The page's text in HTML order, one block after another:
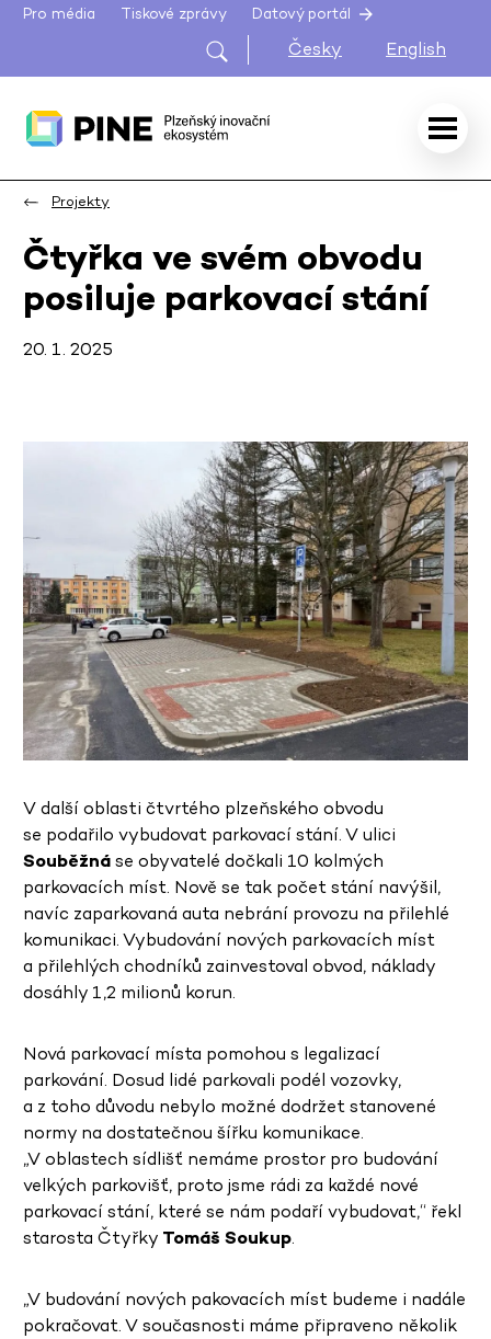
Pro média Tiskové zprávy Datový portál
Česky English
Projekty
Čtyřka ve svém obvodu
posiluje parkovací stání
20. 1. 2025
V další oblasti čtvrtého plzeňského obvodu
se podařilo vybudovat parkovací stání. V ulici
Souběžnáse obyvatelé dočkali 10 kolmých
parkovacích míst. Nově se tak počet stání navýšil,
navíc zaparkovaná auta nebrání provozu na přilehlé
komunikaci. Vybudování nových parkovacích míst
a přilehlých chodníků zainvestoval obvod, náklady
dosáhly 1,2 milionů korun.
Nová parkovací místa pomohou s legalizací
parkování. Dosud lidé parkovali podél vozovky,
a z toho důvodu nebylo možné dodržet stanovené
normy na dostatečnou šířku komunikace.
„V oblastech sídlišť nemáme prostor pro budování
velkých parkovišť, proto jsme rádi za každé nové
parkovací stání, které se nám podaří vybudovat,“ řekl
starosta Čtyřky Tomáš Soukup.
„V budování nových pakovacích míst budeme i nadále
pokračovat. V současnosti máme připraveno několik